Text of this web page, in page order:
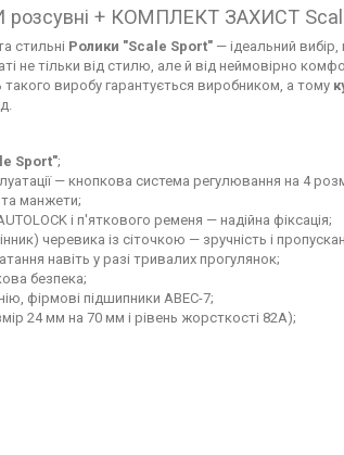
+ КОМПЛЕКТ ЗАХИСТ Scale
стильні Ролики "Scale Sport" — ідеальний
не тільки від стилю, але й від неймовірно
виробу гарантується виробником, а тому
Sport";
— кнопкова система регулювання на 4
манжети;
і п'яткового ременя — надійна фіксація;
черевика із сіточкою — зручність і
навіть у разі тривалих прогулянок;
безпека;
фірмові підшипники ABEC-7;
24 мм на 70 мм і рівень жорсткості 82A);